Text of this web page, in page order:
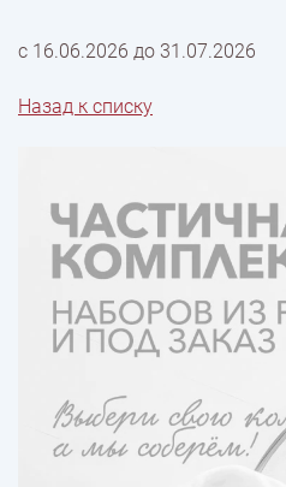
с 16.06.2026 до 31.07.2026
Назад к списку